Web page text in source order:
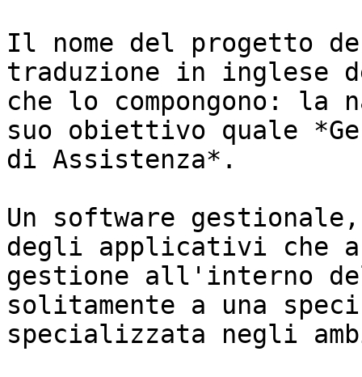
Il nome del progetto
traduzione in inglese
che lo compongono:
suo obiettivo quale
di Assistenza*.
Un software
degli applicativi che
gestione all'interno
solitamente a una
specializzata negli